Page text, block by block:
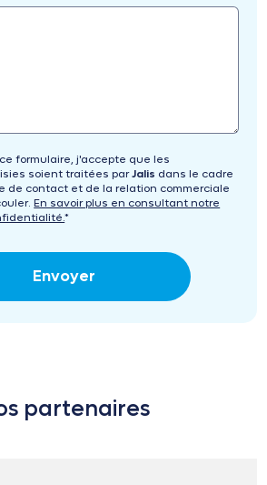
formulaire, j'accepte que les
soient traitées parJalis dans le cadre
de contact et de la relation commerciale
En savoir plus en consultant notre
*
partenaires